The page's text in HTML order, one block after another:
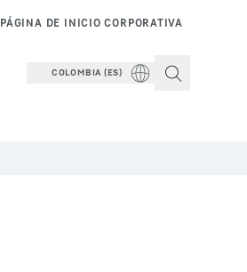
PÁGINA DE INICIO CORPORATIVA
COLOMBIA (ES)